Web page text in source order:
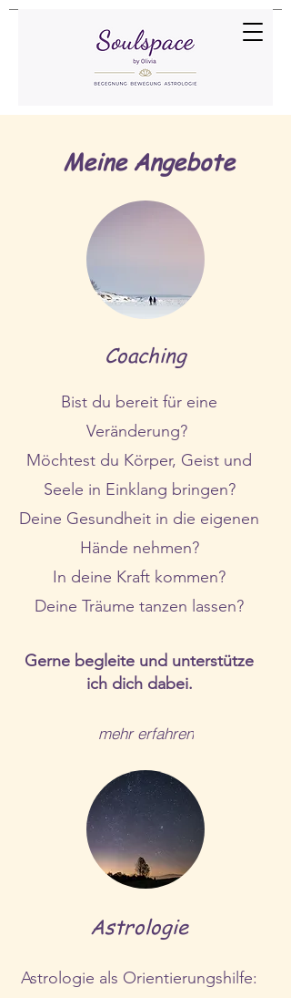
Meine Angebote
Coaching
Bist du bereit für eine
Veränderung?
Möchtest du Körper, Geist und
Seele in Einklang bringen?
Deine Gesundheit in die eigenen
Hände nehmen?
In deine Kraft kommen?
Deine Träume tanzen lassen?
Gerne begleite und unterstütze
ich dich dabei.
mehr erfahren
Astrologie
Astrologie als Orientierungshilfe: